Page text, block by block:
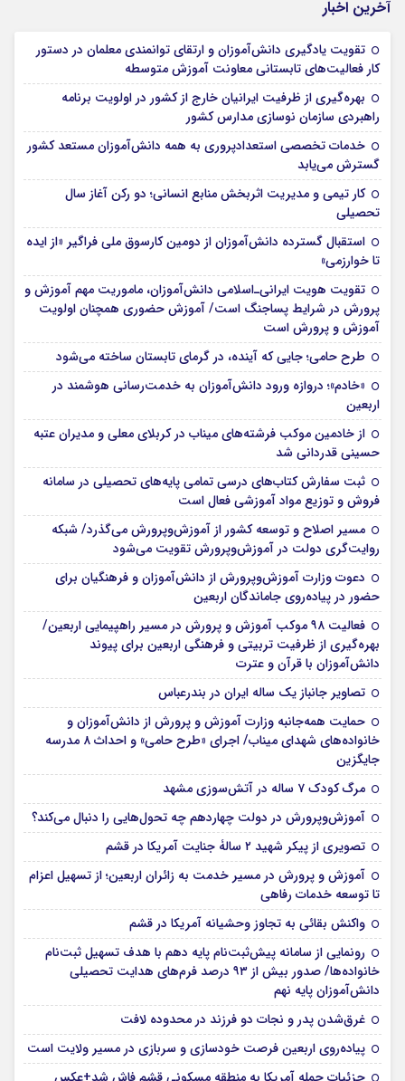
آخرین اخبار
تقویت یادگیری دانش‌آموزان و ارتقای توانمندی معلمان در دستور
کار فعالیت‌های تابستانی معاونت آموزش متوسطه
بهره‌گیری از ظرفیت ایرانیان خارج از کشور در اولویت برنامه
راهبردی سازمان نوسازی مدارس کشور
خدمات تخصصی استعدادپروری به همه دانش‌آموزان مستعد کشور
گسترش می‌یابد
کار تیمی و مدیریت اثربخش منابع انسانی؛ دو رکن آغاز سال
تحصیلی
استقبال گسترده دانش‌آموزان از دومین کارسوق ملی فراگیر «از ایده
تا خوارزمی»
تقویت هویت ایرانی‌ـ‌اسلامی دانش‌آموزان، ماموریت مهم آموزش و
پرورش در شرایط پساجنگ است/ آموزش حضوری همچنان اولویت
آموزش و پرورش است
طرح حامی؛ جایی که آینده، در گرمای تابستان ساخته می‌شود
«خادم»؛ دروازه ورود دانش‌آموزان به خدمت‌رسانی هوشمند در
اربعین
از خادمین موکب فرشته‌های میناب در کربلای معلی و مدیران عتبه
حسینی قدردانی شد
ثبت سفارش کتاب‌های درسی تمامی پایه‌های تحصیلی در سامانه
فروش و توزیع مواد آموزشی فعال است
مسیر اصلاح و توسعه کشور از آموزش‌وپرورش می‌گذرد/ شبکه
روایت‌‌گری دولت در آموزش‌وپرورش تقویت می‌شود
دعوت وزارت آموزش‌وپرورش از دانش‌آموزان و فرهنگیان برای
حضور در پیاده‌روی جاماندگان اربعین
فعالیت ۹۸ موکب آموزش و پرورش در مسیر راهپیمایی اربعین/
بهره‌گیری از ظرفیت تربیتی و فرهنگی اربعین برای پیوند
دانش‌آموزان با قرآن و عترت
تصاویر جانباز یک ساله ایران در بندرعباس
حمایت همه‌جانبه وزارت آموزش و پرورش از دانش‌آموزان و
خانواده‌های شهدای میناب/ اجرای «طرح حامی» و احداث ۸ مدرسه
جایگزین
مرگ کودک ۷ ساله در آتش‌سوزی مشهد
آموزش‌وپرورش در دولت چهاردهم چه تحول‌هایی را دنبال می‌کند؟
تصویری از پیکر شهید ۲ سالۀ جنایت آمریکا در قشم
آموزش و پرورش در مسیر خدمت به زائران اربعین؛ از تسهیل اعزام
تا توسعه خدمات رفاهی
واکنش بقائی به تجاوز وحشیانه آمریکا در قشم
رونمایی از سامانه پیش‌ثبت‌نام پایه دهم با هدف تسهیل ثبت‌نام
خانواده‌ها/ صدور بیش از ۹۳ درصد فرم‌های هدایت تحصیلی
دانش‌آموزان پایه نهم
غرق‌شدن پدر و نجات دو فرزند در محدوده لافت
پیاده‌روی اربعین فرصت خودسازی و سربازی در مسیر ولایت است